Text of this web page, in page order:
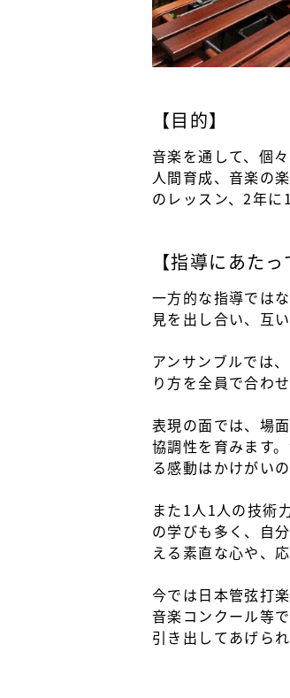
【目的】
音楽を通して、個
人間育成、音楽の
のレッスン、2年に
【指導にあた
一方的な指導では
見を出し合い、互
アンサンブルでは
り方を全員で合わ
表現の面では、場
協調性を育みます
る感動はかけがい
また1人1人の技術
の学びも多く、自
える素直な心や、
今では日本管弦打
音楽コンクール等
引き出してあげら